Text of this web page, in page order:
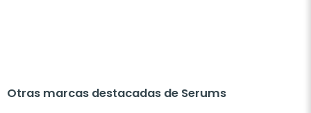
Otras marcas destacadas de Serums